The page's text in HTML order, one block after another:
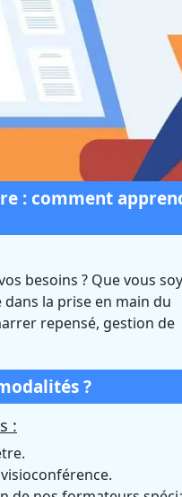
: comment
besoins ? Que vous
la prise en main du
repensé, gestion de
?
: